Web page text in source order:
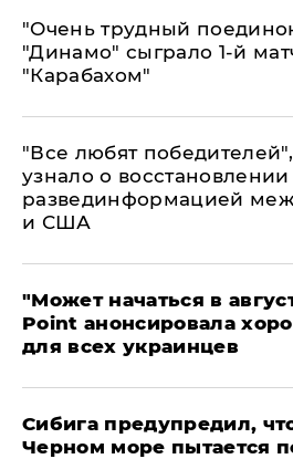
"Очень трудный
"Динамо" сыграло 1-й
"Карабахом"
​"Все любят
узнало о
развединформацией
и США
"Может начаться в
Point анонсировала
для всех украинцев
Сибига предупредил,
Черном море пытается